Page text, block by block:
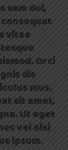
sem dui,
vitae
Orci
dis
mus.
sit amet,
Ut eget
vel nisi
ipsum.